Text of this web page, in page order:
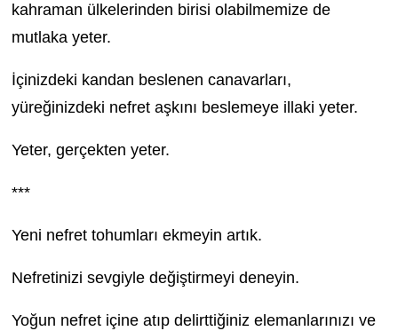
kahraman ülkelerinden birisi olabilmemize de
mutlaka yeter.
İçinizdeki kandan beslenen canavarları,
yüreğinizdeki nefret aşkını beslemeye illaki yeter.
Yeter, gerçekten yeter.
***
Yeni nefret tohumları ekmeyin artık.
Nefretinizi sevgiyle değiştirmeyi deneyin.
Yoğun nefret içine atıp delirttiğiniz elemanlarınızı ve